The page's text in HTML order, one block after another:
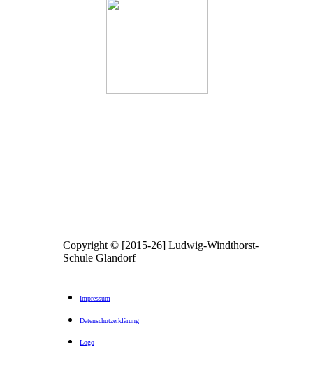
Copyright © [2015-26] Ludwig-Windthorst-
Schule Glandorf
Impressum
Datenschutzerklärung
Logo